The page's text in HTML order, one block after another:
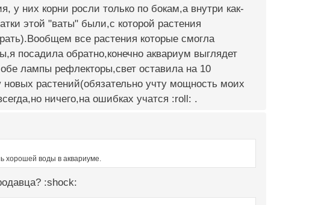
у них корни росли только по бокам,а внутри как-
этой "ваты" были,с которой растения
все растения которые смогла
посадила обратно,конечно аквариум выглядет
лампы рефлекторы,свет оставила на 10
растений(обязательно учту мощность моих
ничего,на ошибках учатся :roll: .
хорошей воды в аквариуме.
:shock: